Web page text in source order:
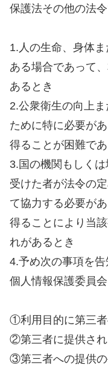
保護法その他の法
1.人の生命、身体
ある場合であって
あるとき
2.公衆衛生の向上
ために特に必要が
得ることが困難で
3.国の機関もしく
受けた者が法令の
て協力する必要が
得ることにより当
れがあるとき
4.予め次の事項を
個人情報保護委員
①利用目的に第三者
②第三者に提供され
③第三者への提供